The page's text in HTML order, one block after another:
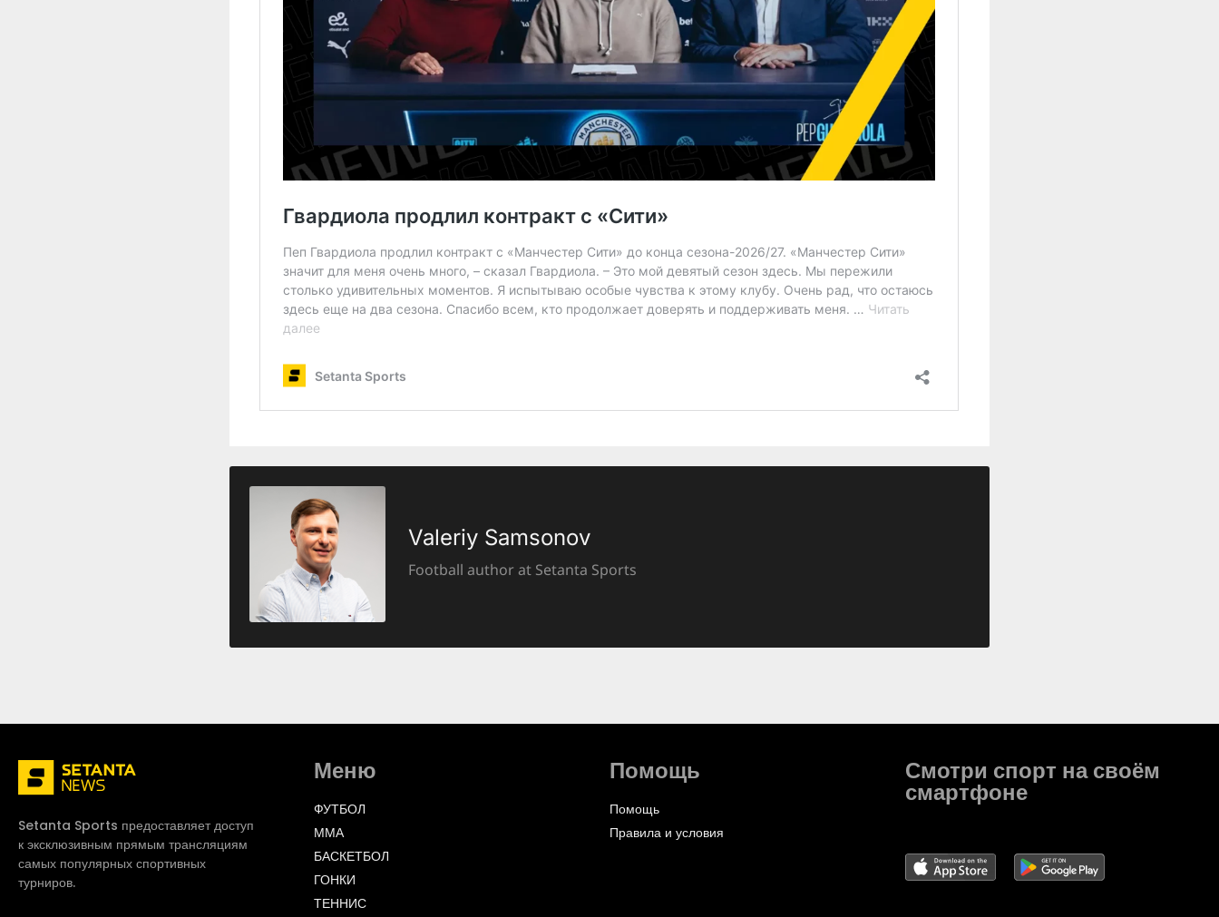
Valeriy Samsonov
Football author at Setanta Sports
Setanta Sports предоставляет доступ
к эксклюзивным прямым трансляциям
самых популярных спортивных
турниров.
Меню
ФУТБОЛ
ММА
БАСКЕТБОЛ
ГОНКИ
ТЕННИС
Помощь
Помощь
Правила и условия
Смотри спорт на своём
смартфоне